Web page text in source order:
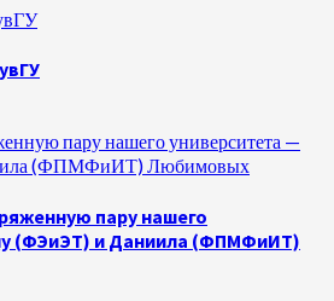
пару нашего университета —
(ФПМФиИТ) Любимовых
пару нашего
(ФЭиЭТ) и Даниила (ФПМФиИТ)